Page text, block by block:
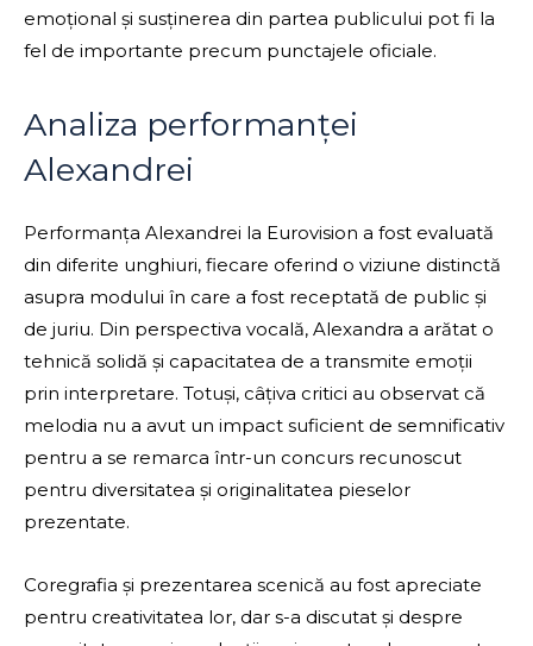
emoțional și susținerea din partea publicului pot fi la
fel de importante precum punctajele oficiale.
Analiza performanței
Alexandrei
Performanța Alexandrei la Eurovision a fost evaluată
din diferite unghiuri, fiecare oferind o viziune distinctă
asupra modului în care a fost receptată de public și
de juriu. Din perspectiva vocală, Alexandra a arătat o
tehnică solidă și capacitatea de a transmite emoții
prin interpretare. Totuși, câțiva critici au observat că
melodia nu a avut un impact suficient de semnificativ
pentru a se remarca într-un concurs recunoscut
pentru diversitatea și originalitatea pieselor
prezentate.
Coregrafia și prezentarea scenică au fost apreciate
pentru creativitatea lor, dar s-a discutat și despre